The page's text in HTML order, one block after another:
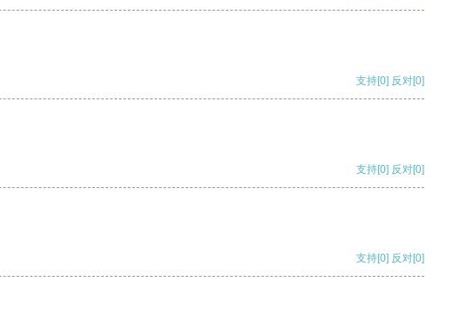
支持[0] 反对[0]
支持[0] 反对[0]
支持[0] 反对[0]